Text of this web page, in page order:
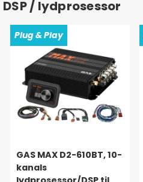
DSP / lydprosessor
Plug & Play
GAS MAX D2-610BT, 10-
kanals